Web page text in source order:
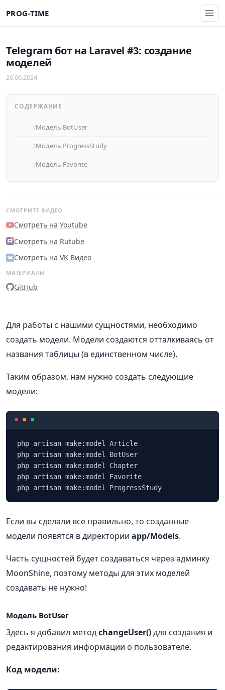
PROG-TIME
Telegram бот на Laravel #3: создание
моделей
26.06.2024
СОДЕРЖАНИЕ
Модель BotUser
Модель ProgressStudy
Модель Favorite
СМОТРИТЕ ВИДЕО
Смотреть на Youtube
Смотреть на Rutube
Смотреть на VK Видео
МАТЕРИАЛЫ
GitHub
Для работы с нашими сущностями, необходимо
создать модели. Модели создаются отталкиваясь от
названия таблицы (в единственном числе).
Таким образом, нам нужно создать следующие
модели:
php artisan make:model Article
php artisan make:model BotUser
php artisan make:model Chapter
php artisan make:model Favorite
php artisan make:model ProgressStudy
Если вы сделали все правильно, то созданные
модели появятся в директории app/Models.
Часть сущностей будет создаваться через админку
MoonShine, поэтому методы для этих моделей
создавать не нужно!
Модель BotUser
Здесь я добавил методchangeUser()для создания и
редактирования информации о пользователе.
Код модели: